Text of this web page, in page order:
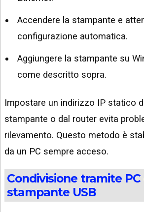
Accendere la stampante e
configurazione automatica.
Aggiungere la stampante su
come descritto sopra.
Impostare un indirizzo IP statico
stampante o dal router evita
rilevamento. Questo metodo è
da un PC sempre acceso.
Condivisione tramite PC
stampante USB